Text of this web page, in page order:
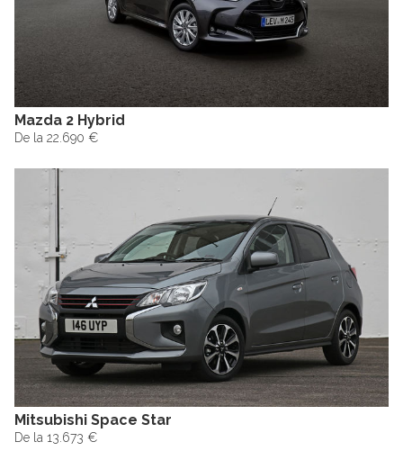
Mazda 2 Hybrid
De la 22.690 €
Mitsubishi Space Star
De la 13.673 €